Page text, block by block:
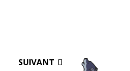
SUIVANT